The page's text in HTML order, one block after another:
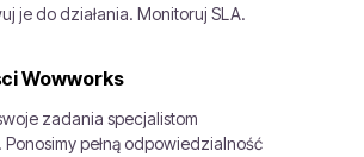
je do działania. Monitoruj SLA.
Wowworks
zadania specjalistom
Ponosimy pełną odpowiedzialność